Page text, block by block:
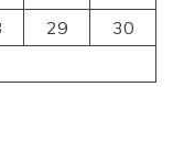
29
30